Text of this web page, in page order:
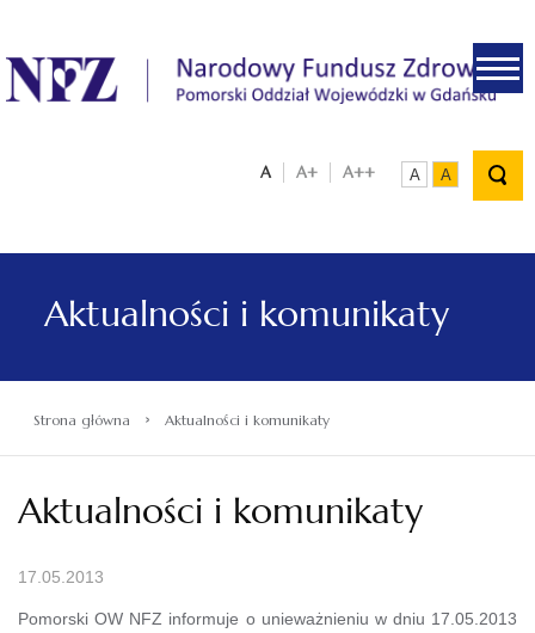
.
A A+ A++ A A
Aktualności i komunikaty
Strona główna › Aktualności i komunikaty
Aktualności i komunikaty
17.05.2013
Pomorski OW NFZ informuje o unieważnieniu w dniu 17.05.2013